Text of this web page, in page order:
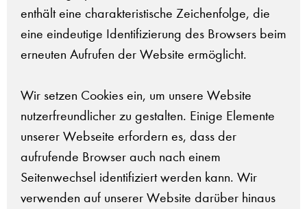
enthält eine charakteristische Zeichenfolge, die
eine eindeutige Identifizierung des Browsers beim
erneuten Aufrufen der Website ermöglicht.
Wir setzen Cookies ein, um unsere Website
nutzerfreundlicher zu gestalten. Einige Elemente
unserer Webseite erfordern es, dass der
aufrufende Browser auch nach einem
Seitenwechsel identifiziert werden kann. Wir
verwenden auf unserer Website darüber hinaus